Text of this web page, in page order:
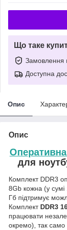
Що таке
Замовлення
Доступна
Опис
Опис
для
Комплект DDR3
8Gb кожна (у
Гб підтримує
Комплект DDR3
працювати
окремо), так само